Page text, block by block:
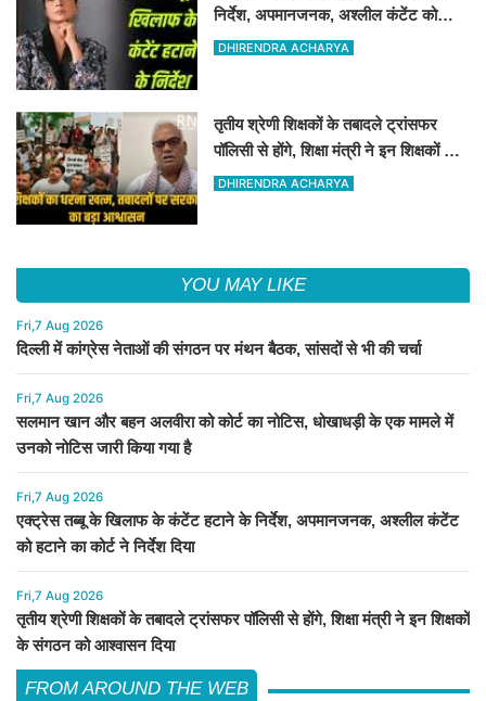
निर्देश, अपमानजनक, अश्लील कंटेंट को
हटाने का कोर्ट ने निर्देश दिया
DHIRENDRA ACHARYA
तृतीय श्रेणी शिक्षकों के तबादले ट्रांसफर
पॉलिसी से होंगे, शिक्षा मंत्री ने इन शिक्षकों के
संगठन को आश्वासन दिया
DHIRENDRA ACHARYA
YOU MAY LIKE
Fri,7 Aug 2026
दिल्ली में कांग्रेस नेताओं की संगठन पर मंथन बैठक, सांसदों से भी की चर्चा
Fri,7 Aug 2026
सलमान खान और बहन अलवीरा को कोर्ट का नोटिस, धोखाधड़ी के एक मामले में
उनको नोटिस जारी किया गया है
Fri,7 Aug 2026
एक्ट्रेस तब्बू के खिलाफ के कंटेंट हटाने के निर्देश, अपमानजनक, अश्लील कंटेंट
को हटाने का कोर्ट ने निर्देश दिया
Fri,7 Aug 2026
तृतीय श्रेणी शिक्षकों के तबादले ट्रांसफर पॉलिसी से होंगे, शिक्षा मंत्री ने इन शिक्षकों
के संगठन को आश्वासन दिया
FROM AROUND THE WEB